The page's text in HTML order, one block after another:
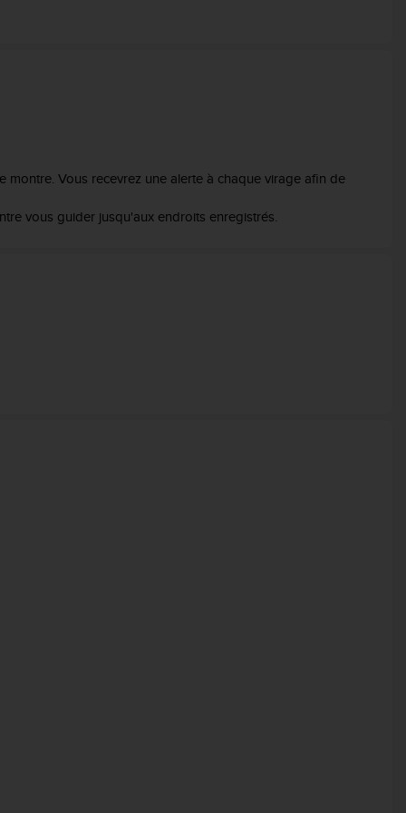
Vous recevrez une alerte à chaque virage afin de
vous guider jusqu'aux endroits enregistrés.